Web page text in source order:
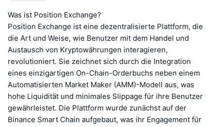
Was ist Position Exchange?
Position Exchange ist eine dezentralisierte Plattform, die
die Art und Weise, wie Benutzer mit dem Handel und
Austausch von Kryptowährungen interagieren,
revolutioniert. Sie zeichnet sich durch die Integration
eines einzigartigen On-Chain-Orderbuchs neben einem
Automatisierten Market Maker (AMM)-Modell aus, was
hohe Liquidität und minimales Slippage für ihre Benutzer
gewährleistet. Die Plattform wurde zunächst auf der
Binance Smart Chain aufgebaut, was ihr Engagement für